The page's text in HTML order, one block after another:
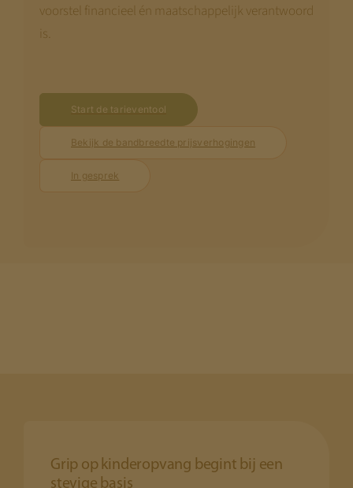
voorstel financieel én maatschappelijk verantwoord
is.
Start de tarieventool
Bekijk de bandbreedte prijsverhogingen
In gesprek
Grip op kinderopvang begint bij een
stevige basis